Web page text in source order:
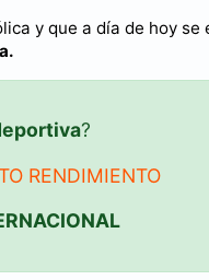
y que a día de hoy
?
RENDIMIENTO